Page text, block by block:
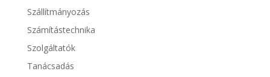
Szállítmányozás
Számítástechnika
Szolgáltatók
Tanácsadás